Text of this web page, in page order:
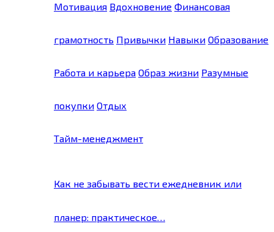
Мотивация Вдохновение Финансовая
грамотность Привычки Навыки Образование
Работа и карьера Образ жизни Разумные
покупки Отдых
Тайм-менеджмент
Как не забывать вести ежедневник или
планер: практическое…